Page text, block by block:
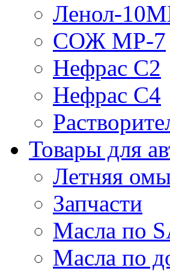
Ленол-
СОЖ МР-7
Нефрас С2
Нефрас С4
Товары для
Летняя
Запчасти
Масла по
Масла по